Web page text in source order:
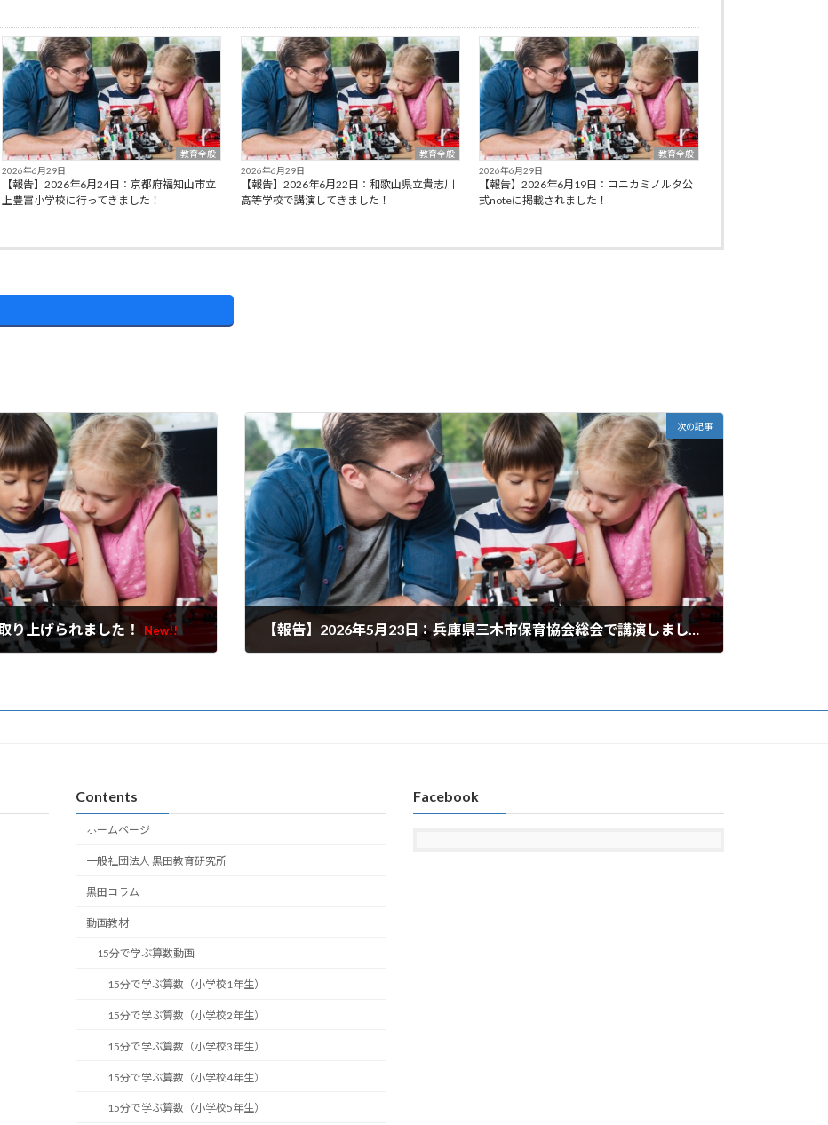
教育全般
2026年6月29日
【報告】2026年6月24日：京都府福知山市立
上豊富小学校に行ってきました！
教育全般
2026年6月29日
【報告】2026年6月22日：和歌山県立貴志川
高等学校で講演してきました！
教育全般
2026年6月29日
【報告】2026年6月19日：コニカミノルタ公
式noteに掲載されました！
り上げられました！ New!!
次の記事
【報告】2026年5月23日：兵庫県三木市保育協会総会で講演しました！ New!!
Contents
ホームページ
一般社団法人 黒田教育研究所
黒田コラム
動画教材
15分で学ぶ算数動画
15分で学ぶ算数（小学校1年生）
15分で学ぶ算数（小学校2年生）
15分で学ぶ算数（小学校3年生）
15分で学ぶ算数（小学校4年生）
15分で学ぶ算数（小学校5年生）
Facebook